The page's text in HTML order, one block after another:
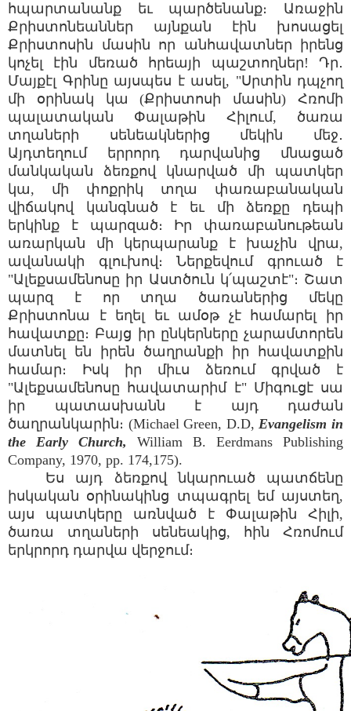
հպարտանանք եւ պարծենանք։ Առաջին
Քրիստոնեաններ այնքան էին խոսացել
Քրիստոսին մասին որ անհավատներ իրենց
կոչել էին մեռած հրեայի պաշտողներ! Դր․
Մայքէլ Գրինը այսպես է ասել, "Սրտին դպչող
մի օրինակ կա (Քրիստոսի մասին) Հռոմի
պալատական Փալաթին Հիլում, ծառա
տղաների սենեակներից մեկին մեջ․
Այդտեղում երրորդ դարվանից մնացած
մանկական ձեռքով կնարված մի պատկեր
կա, մի փոքրիկ տղա փառաբանական
վիճակով կանգնած է եւ մի ձեռքը դեպի
երկինք է պարզած։ Իր փառաբանութեան
առարկան մի կերպարանք է խաչին վրա,
ավանակի գլուխով։ Ներքեվում գրուած է
"Ալեքսամենոսը իր Աստծուն կ՛պաշտէ"։ Շատ
պարզ է որ տղա ծառաներից մեկը
Քրիստոնա է եղել եւ ամօթ չէ համարել իր
հավատքը։ Բայց իր ընկերները չարամտորեն
մատնել են իրեն ծաղրանքի իր հավատքին
համար։ Իսկ իր միւս ձեռում գրված է
"Ալեքսամենոսը հավատարիմ է" Միգուցէ սա
իր պատասխանն է այդ դաժան
ծաղրանկարին։ (Michael Green, D.D,Evangelism in
the Early Church, William B. Eerdmans Publishing
Company, 1970, pp. 174,175).
Ես այդ ձեռքով նկարուած պատճենը
իսկական օրինակինց տպագրել եմ այստեղ,
այս պատկերը առնված է Փալաթին Հիլի,
ծառա տղաների սենեակից, հին Հռոմում
երկրորդ դարվա վերջում։